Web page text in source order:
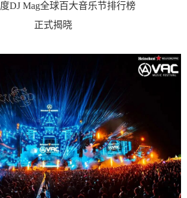
DJ Mag全球百大音乐节排行榜
正式揭晓